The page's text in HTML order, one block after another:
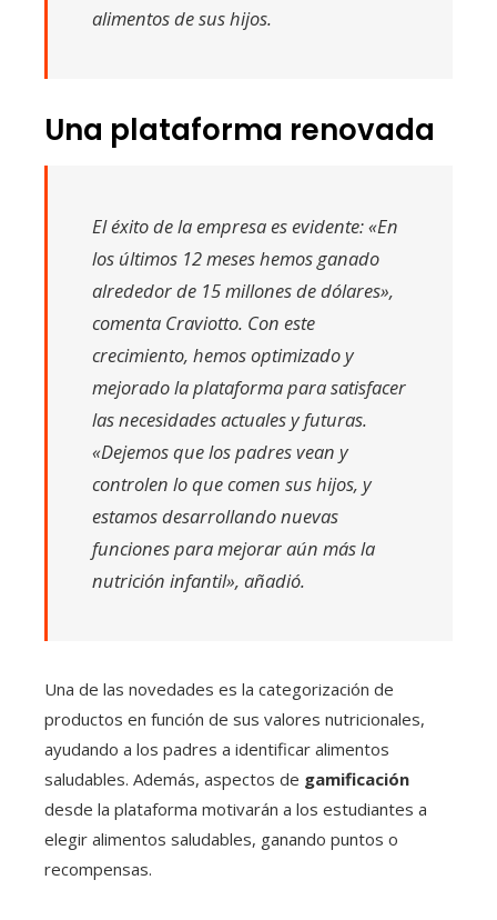
alimentos de sus hijos.
Una plataforma renovada
El éxito de la empresa es evidente: «En
los últimos 12 meses hemos ganado
alrededor de 15 millones de dólares»,
comenta Craviotto. Con este
crecimiento, hemos optimizado y
mejorado la plataforma para satisfacer
las necesidades actuales y futuras.
«Dejemos que los padres vean y
controlen lo que comen sus hijos, y
estamos desarrollando nuevas
funciones para mejorar aún más la
nutrición infantil», añadió.
Una de las novedades es la categorización de
productos en función de sus valores nutricionales,
ayudando a los padres a identificar alimentos
saludables. Además, aspectos de gamificación
desde la plataforma motivarán a los estudiantes a
elegir alimentos saludables, ganando puntos o
recompensas.